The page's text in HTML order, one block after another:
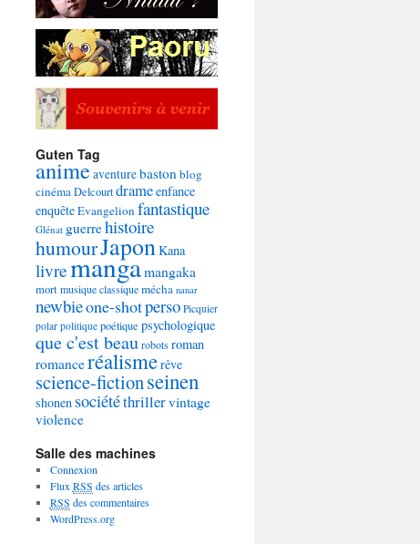
Guten Tag
animeaventurebaston blog
cinémaDelcourtdrameenfance
enquêteEvangelion fantastique
Glénat guerrehistoire
humourJapon Kana
livremangamangaka
mortmusique classiquemécha nanar
newbieone-shotperso Picquier
polar politique poétique psychologique
que c'est beaurobotsroman
romanceréalismerêve
science-fictionseinen
shonen sociététhrillervintage
violence
Salle des machines
Connexion
Flux RSS des articles
RSS des commentaires
WordPress.org